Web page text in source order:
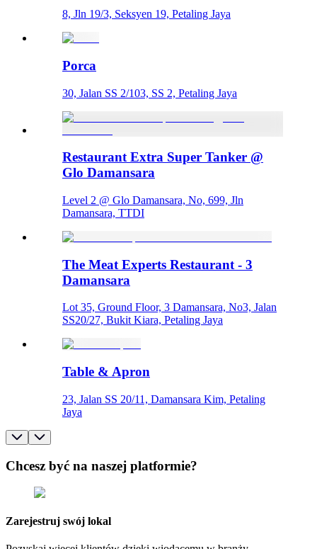
8, Jln 19/3, Seksyen 19, Petaling Jaya
Porca
30, Jalan SS 2/103, SS 2, Petaling Jaya
Restaurant Extra Super Tanker @
Glo Damansara
Level 2 @ Glo Damansara, No, 699, Jln
Damansara, TTDI
The Meat Experts Restaurant - 3
Damansara
Lot 35, Ground Floor, 3 Damansara, No3, Jalan
SS20/27, Bukit Kiara, Petaling Jaya
Table & Apron
23, Jalan SS 20/11, Damansara Kim, Petaling
Jaya
Chcesz być na naszej platformie?
Zarejestruj swój lokal